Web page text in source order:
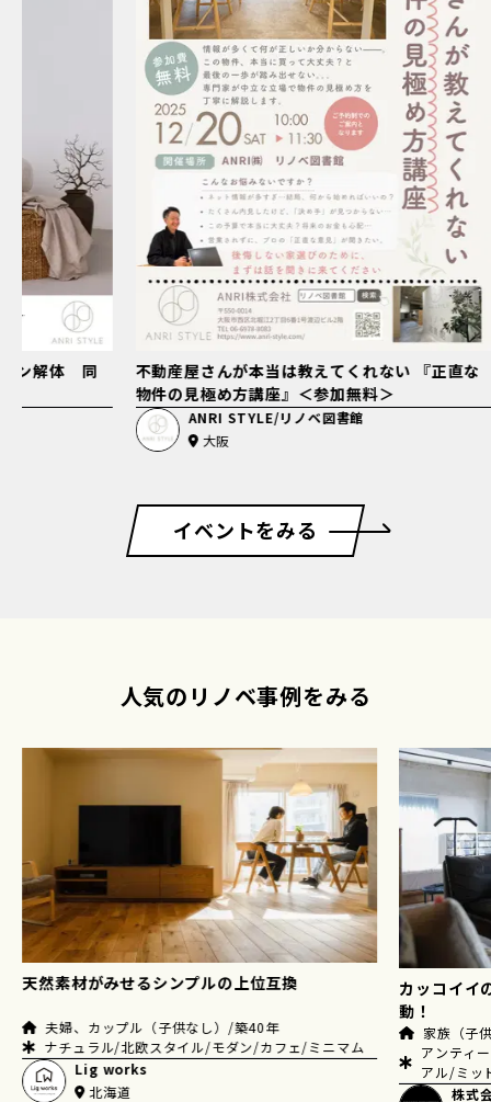
ン解体 同
不動産屋さんが本当は教えてくれない 『正直な
物件の見極め方講座』＜参加無料＞
ANRI STYLE/リノベ図書館
大阪
イベントをみる
人気のリノベ事例をみる
カッコイイのはもちろん、 暮らしやすさにも感
家族（子供２人）/築45年
アンティーク・ヴィンテージ/カフェ/インダストリ
アル/ミッドセンチュリー/ブルックリン/その他
株式会社スクエア
チェリーと
夫婦、カ
ナチュラ
ージ/アメ